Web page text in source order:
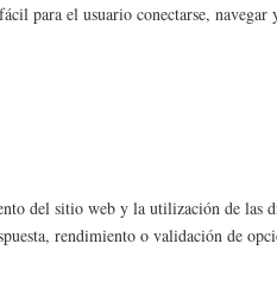
para el usuario conectarse,
del sitio web y la utilización de las
rendimiento o validación de